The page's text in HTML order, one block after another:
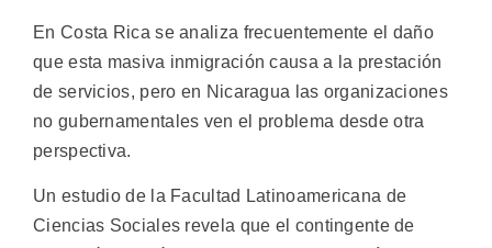
En Costa Rica se analiza frecuentemente el daño
que esta masiva inmigración causa a la prestación
de servicios, pero en Nicaragua las organizaciones
no gubernamentales ven el problema desde otra
perspectiva.
Un estudio de la Facultad Latinoamericana de
Ciencias Sociales revela que el contingente de